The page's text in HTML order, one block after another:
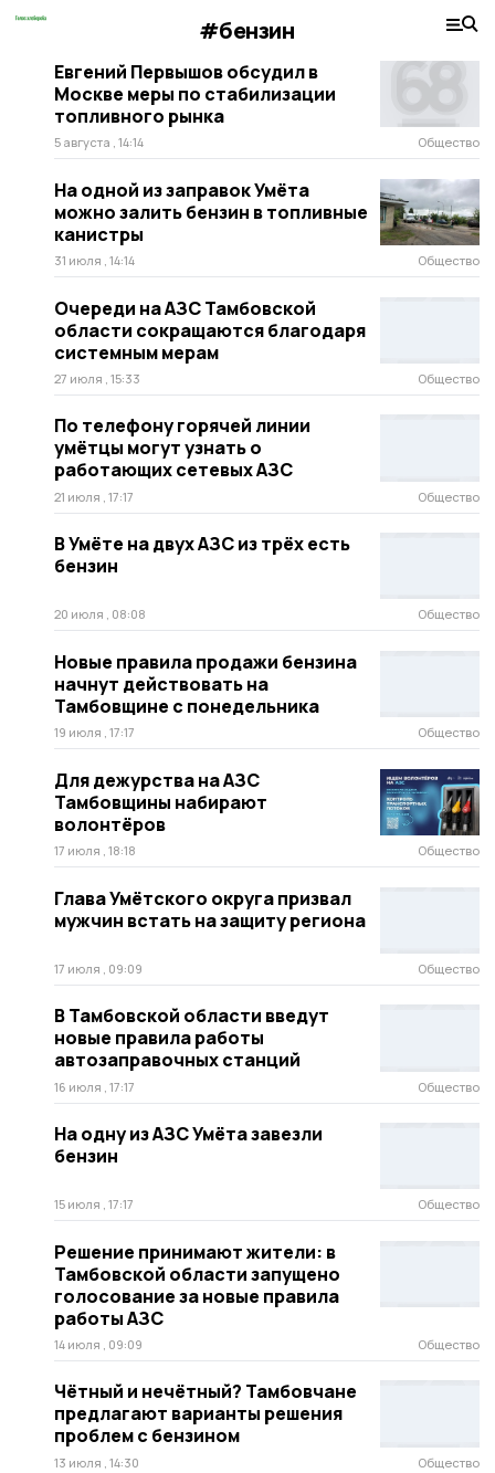
#бензин
Евгений Первышов обсудил в
Москве меры по стабилизации
топливного рынка
5 августа , 14:14 Общество
На одной из заправок Умёта
можно залить бензин в топливные
канистры
31 июля , 14:14 Общество
Очереди на АЗС Тамбовской
области сокращаются благодаря
системным мерам
27 июля , 15:33 Общество
По телефону горячей линии
умётцы могут узнать о
работающих сетевых АЗС
21 июля , 17:17 Общество
В Умёте на двух АЗС из трёх есть
бензин
20 июля , 08:08 Общество
Новые правила продажи бензина
начнут действовать на
Тамбовщине с понедельника
19 июля , 17:17 Общество
Для дежурства на АЗС
Тамбовщины набирают
волонтёров
17 июля , 18:18 Общество
Глава Умётского округа призвал
мужчин встать на защиту региона
17 июля , 09:09 Общество
В Тамбовской области введут
новые правила работы
автозаправочных станций
16 июля , 17:17 Общество
На одну из АЗС Умёта завезли
бензин
15 июля , 17:17 Общество
Решение принимают жители: в
Тамбовской области запущено
голосование за новые правила
работы АЗС
14 июля , 09:09 Общество
Чётный и нечётный? Тамбовчане
предлагают варианты решения
проблем с бензином
13 июля , 14:30 Общество